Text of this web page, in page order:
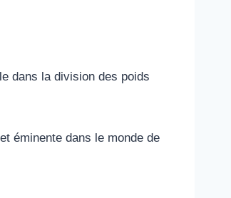
dans la division des poids
éminente dans le monde de